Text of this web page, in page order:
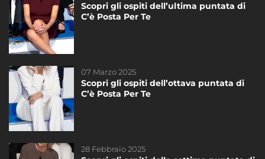
Scopri gli ospiti dell’ultima puntata di
C’è Posta Per Te
07 Marzo 2025
Scopri gli ospiti dell’ottava puntata di
C’è Posta Per Te
28 Febbraio 2025
La sesta puntata di #CePostaPerTe ci
aspetta!
14 Marzo 2025
Scopri gli ospiti dell’ultima puntata di
C’è Posta Per Te
15 Gennaio 2023